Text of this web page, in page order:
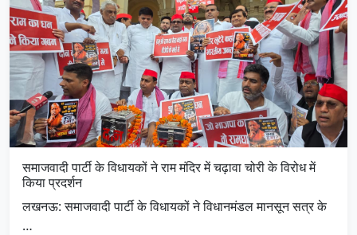
समाजवादी पार्टी के विधायकों ने राम मंदिर में चढ़ावा चोरी के विरोध में
किया प्रदर्शन
लखनऊ: समाजवादी पार्टी के विधायकों ने विधानमंडल मानसून सत्र के
…